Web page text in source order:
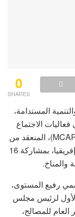
0
SHARES
المستدامة،
الاجتماع
السنوي لشراكة العمل المناخي المتوسطي (MCAP)، المنعقد من
6 إلى 9 ماي 2025 بجهة كيب الغربية بجنوب إفريقيا، بمشاركة 16
والمناخ.
رفيع المستوى،
الأول لرئيس مجلس
العام للمصالح،